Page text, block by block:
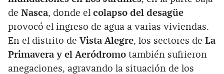
de Nasca, donde el colapso del desagüe
provocó el ingreso de agua a varias viviendas.
En el distrito de Vista Alegre, los sectores de La
Primavera y el Aeródromo también sufrieron
anegaciones, agravando la situación de los